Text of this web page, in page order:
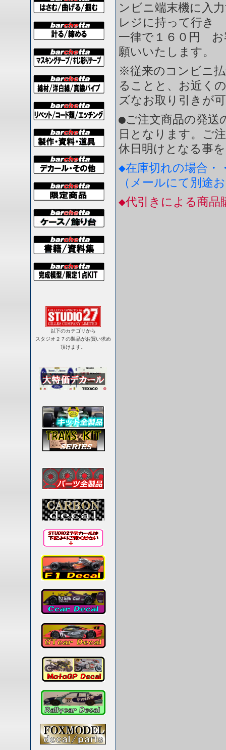
以下のカテゴリから
スタジオ２７の製品がお買い求め
頂けます。
ンビニ端末機に入
レジに持って行き
一律で１６０円 お
願いいたします。
※従来のコンビニ
ることと、お近く
ズなお取り引きが
●ご注文商品の発送
日となります。ご
休日明けとなる事
◆在庫切れの場合・
（メールにて別途
◆代引きによる商品